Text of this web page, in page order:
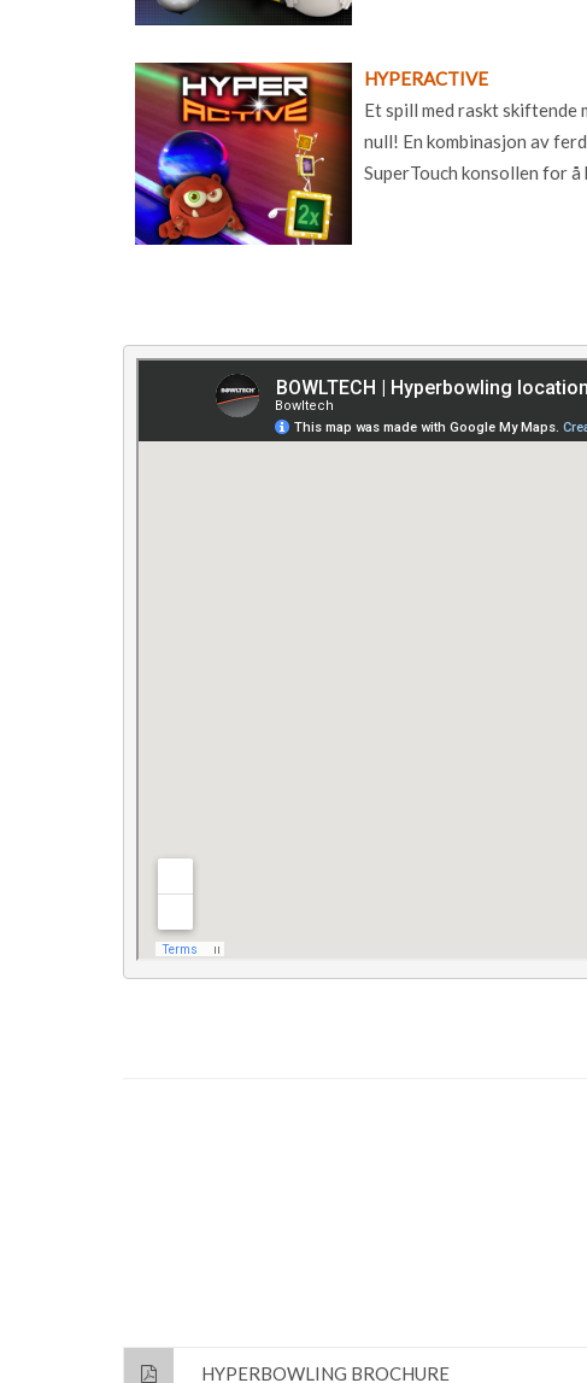
HYPERACTIVE
Et spill med raskt skiftende
null! En kombinasjon av
SuperTouch konsollen for
HYPERBOWLING BROCHURE